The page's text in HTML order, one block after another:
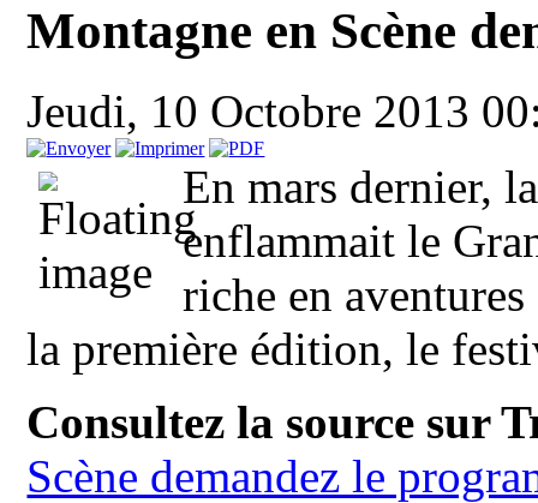
Montagne en Scène
Jeudi, 10 Octobre 2013
En mars dernier,
enflammait le
riche en
la première édition, le
Consultez la source sur
Scène demandez le